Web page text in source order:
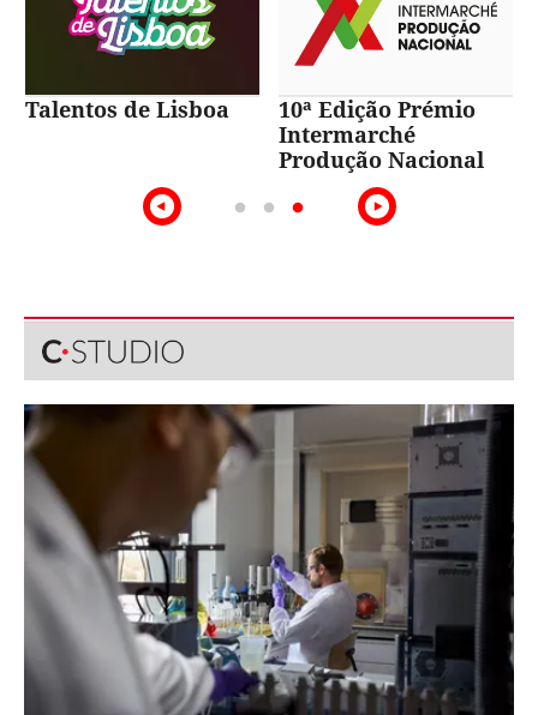
Talentos de Lisboa
10ª Edição Prémio
Intermarché
Produção Nacional